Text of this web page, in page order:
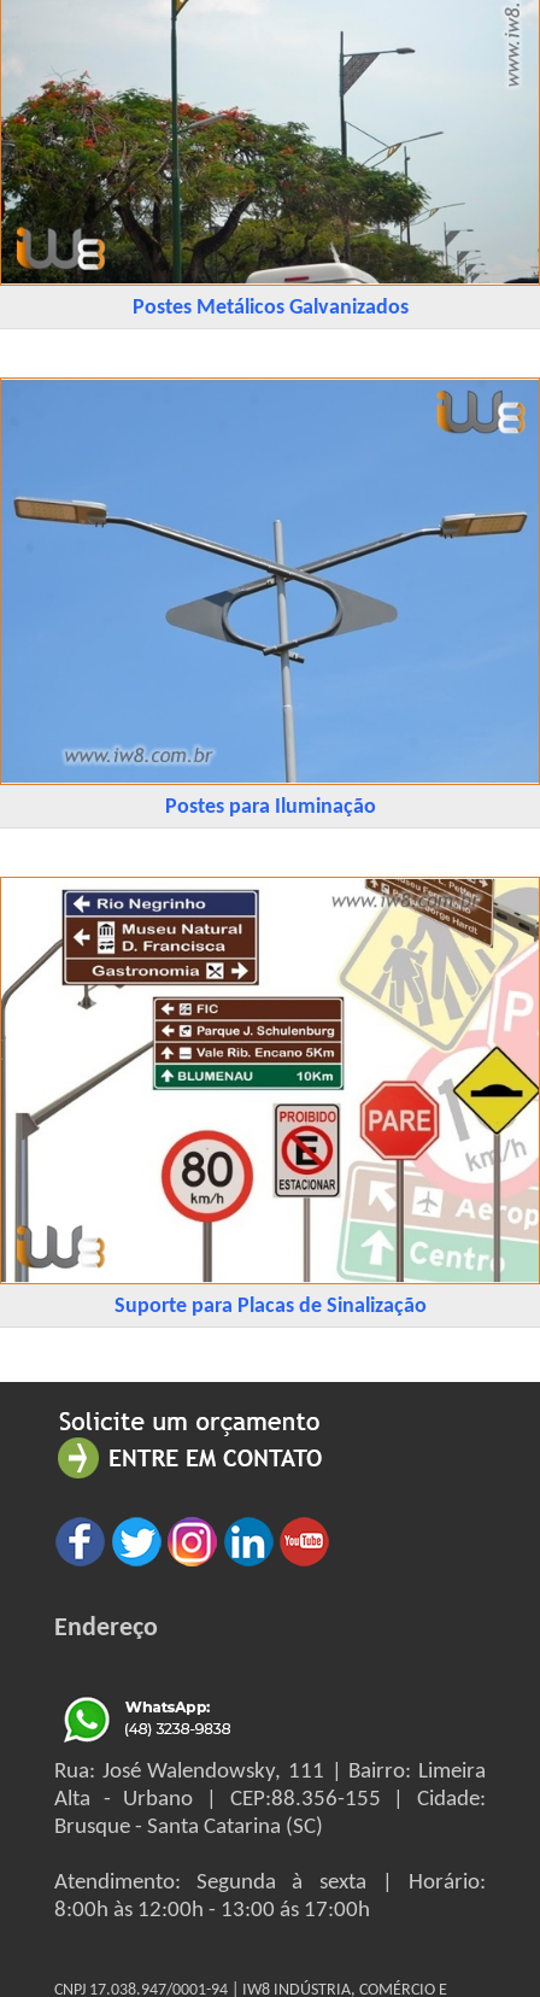
Postes Metálicos Galvanizados
Postes para Iluminação
Suporte para Placas de Sinalização
Endereço
Rua: José Walendowsky, 111 | Bairro: Limeira
Alta - Urbano | CEP:88.356-155 | Cidade:
Brusque - Santa Catarina (SC)
Atendimento: Segunda à sexta | Horário:
8:00h às 12:00h - 13:00 ás 17:00h
CNPJ 17.038.947/0001-94 | IW8 INDÚSTRIA, COMÉRCIO E